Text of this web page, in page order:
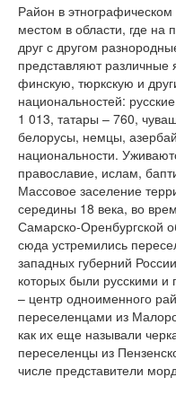
Район в
местом в области, где на
друг с другом
представляют различные
финскую, тюркскую и
национальностей:
1 013, татары – 760,
белорусы, немцы,
национальности.
православие, ислам,
Массовое заселение
середины 18 века, во
Самарско-Оренбургской
сюда устремились
западных губерний
которых были русскими
– центр одноименного
переселенцами из
как их еще называли
переселенцы из
числе представители